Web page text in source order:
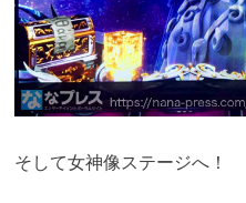
そして女神像ステージへ！